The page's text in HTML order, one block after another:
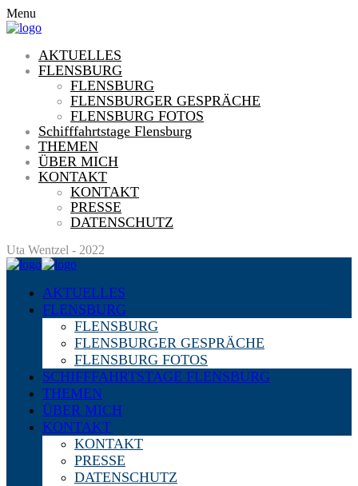
Menu
AKTUELLES
FLENSBURG
FLENSBURG
FLENSBURGER GESPRÄCHE
FLENSBURG FOTOS
Schifffahrtstage Flensburg
THEMEN
ÜBER MICH
KONTAKT
KONTAKT
PRESSE
DATENSCHUTZ
Uta Wentzel - 2022
AKTUELLES
FLENSBURG
FLENSBURG
FLENSBURGER GESPRÄCHE
FLENSBURG FOTOS
SCHIFFFAHRTSTAGE FLENSBURG
THEMEN
ÜBER MICH
KONTAKT
KONTAKT
PRESSE
DATENSCHUTZ